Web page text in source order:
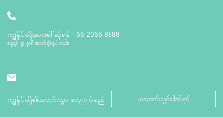
ကျွန်ုပ်တို့အားခေါ်ဆိုရန် +66 2066 8888
နေ့စဉ် ၂၄ နာရီ အသင့်ရှိနေပါသည်။
ကျွန်ုပ်တို့၏သတင်းလွှာ လျှောက်မည် ယခုစာရင်းသွင်းပါဝင်မည်